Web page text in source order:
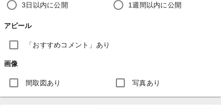
3日以内に公開 1週間以内に公開
アピール
「おすすめコメント」あり
画像
間取図あり 写真あり